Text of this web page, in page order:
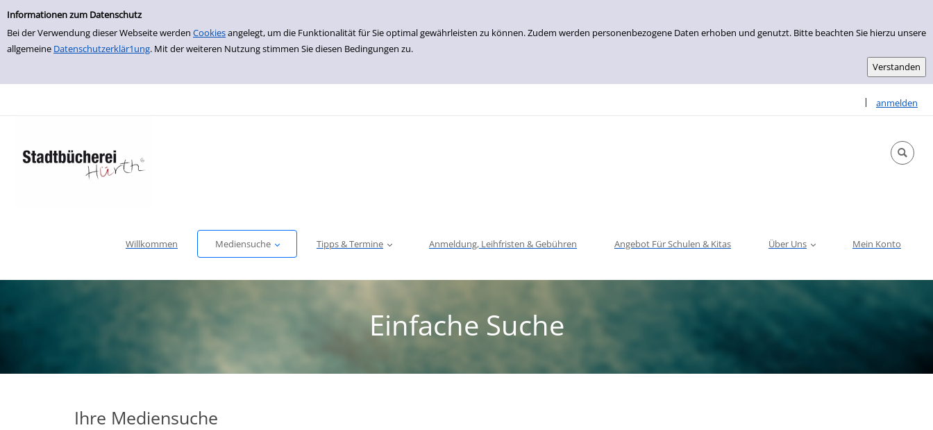
Einfache Suche
Informationen zum Datenschutz
Bei der Verwendung dieser Webseite werden Cookiesangelegt, um die Funktionalität für Sie optimal gewährleisten zu können. Zudem werden personenbezogene Daten erhoben und genutzt. Bitte beachten Sie hierzu unsere
allgemeine Datenschutzerklär1ung. Mit der weiteren Nutzung stimmen Sie diesen Bedingungen zu.
zur Navigation springen
zum Inhalt springen
Zur Detailanzeige springen
| anmelden
Sprache
Willkommen Mediensuche Tipps & Termine Anmeldung, Leihfristen & Gebühren Angebot Für Schulen & Kitas Über Uns Mein Konto
Einfache Suche
Ihre Mediensuche